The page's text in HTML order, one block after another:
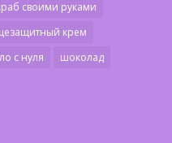
своими руками
крем
с нуля
шоколад